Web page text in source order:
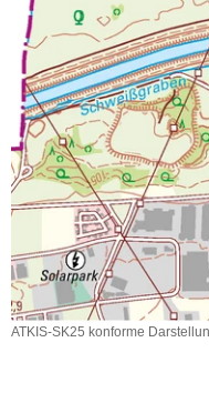
Basis-
DLM
mit
hinterlegten
DOP,
Ortslage
Dölzig
ATKIS-SK25 konforme